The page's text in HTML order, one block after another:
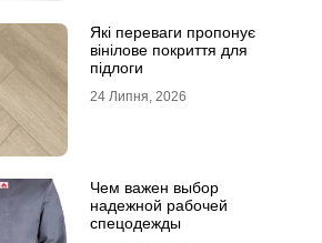
Які переваги пропонує
вінілове покриття для
підлоги
24 Липня, 2026
Чем важен выбор
надежной рабочей
спецодежды